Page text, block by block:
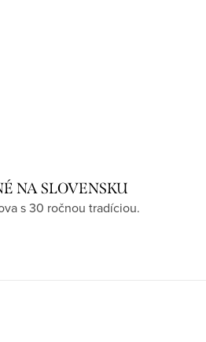
NA SLOVENSKU
s 30 ročnou tradíciou.